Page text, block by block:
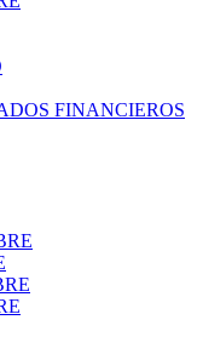
FINANCIEROS